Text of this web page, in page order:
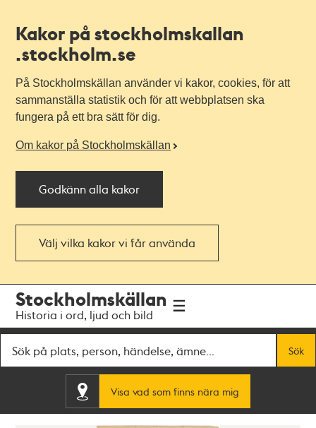
Kakor på stockholmskallan
.stockholm.se
På Stockholmskällan använder vi kakor, cookies, för att
sammanställa statistik och för att webbplatsen ska
fungera på ett bra sätt för dig.
Om kakor på Stockholmskällan
Godkänn alla kakor
Välj vilka kakor vi får använda
navigationen
huvudinnehållet
Stockholmskällan
Historia i ord, ljud och bild
Sök
Visa vad som finns nära mig